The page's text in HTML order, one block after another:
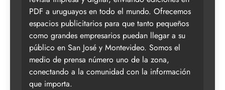
PDF a uruguayos en todo el mundo. Ofrecemos
espacios publicitarios para que tanto pequeños
como grandes empresarios puedan llegar a su
público en San José y Montevideo. Somos el
medio de prensa número uno de la zona,
conectando a la comunidad con la información
que importa.